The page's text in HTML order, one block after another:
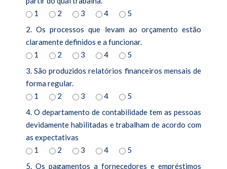
1
2 3 4
5
2. Os processos que levam ao orçamento estão
claramente definidos e a funcionar.
1
2 3 4
5
3. São produzidos relatórios financeiros mensais de
forma regular.
1
2 3 4
5
4. O departamento de contabilidade tem as pessoas
devidamente habilitadas e trabalham de acordo com
as expectativas
1
2 3 4
5
5. Os pagamentos a fornecedores e empréstimos